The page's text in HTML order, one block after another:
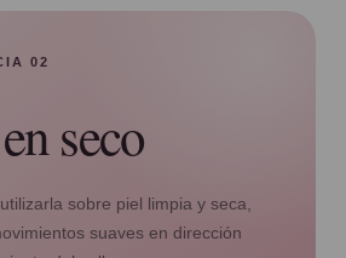
02
seco
sobre piel limpia y seca,
suaves en dirección